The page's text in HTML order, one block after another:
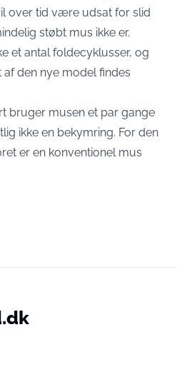
over tid være udsat for slid
støbt mus ikke er.
et antal foldecyklusser, og
den nye model findes
bruger musen et par gange
ikke en bekymring. For den
er en konventionel mus